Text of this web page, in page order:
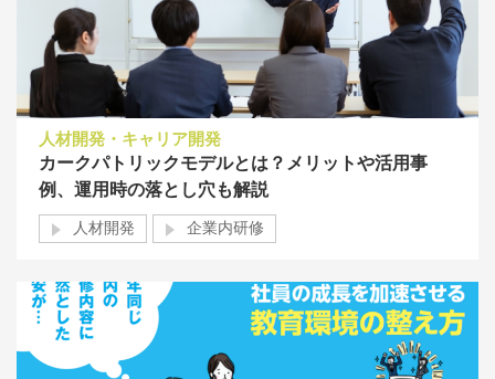
人材開発・キャリア開発
カークパトリックモデルとは？メリットや活用事
例、運用時の落とし穴も解説
人材開発 企業内研修